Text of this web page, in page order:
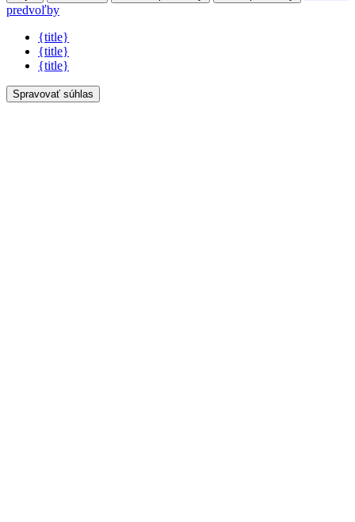
predvoľby
{title}
{title}
{title}
Spravovať súhlas